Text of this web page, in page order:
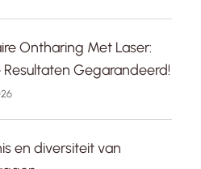
Ontharing Met Laser:
Gegarandeerd!
en diversiteit van